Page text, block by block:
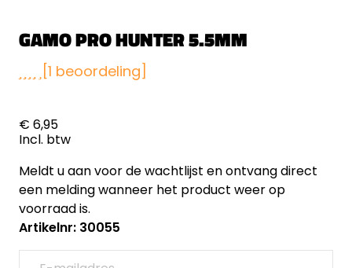
GAMO PRO HUNTER 5.5MM
[1 beoordeling]
€ 6,95
Incl. btw
Meldt u aan voor de wachtlijst en ontvang direct
een melding wanneer het product weer op
voorraad is.
Artikelnr: 30055